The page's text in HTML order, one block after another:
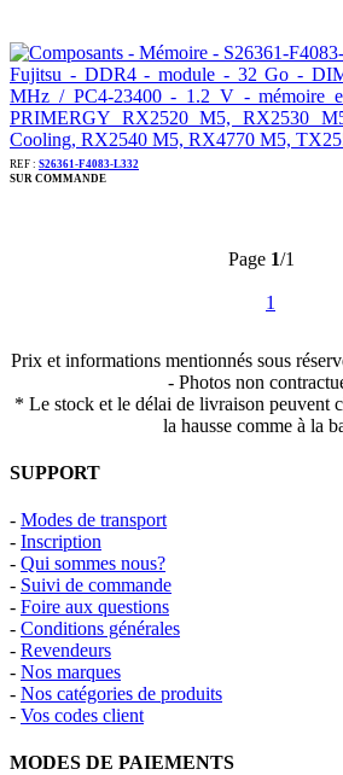
Fujitsu - DDR4 - module - 32 Go -
MHz / PC4-23400 - 1.2 V - mémoire
PRIMERGY RX2520 M5, RX2530
Cooling, RX2540 M5, RX4770 M5,
REF : S26361-F4083-L332
SUR COMMANDE
Page 1/1
1
Prix et informations mentionnés sous
- Photos non
* Le stock et le délai de livraison peuvent
la hausse comme à la
SUPPORT
- Modes de transport
- Inscription
- Qui sommes nous?
- Suivi de commande
- Foire aux questions
- Conditions générales
- Revendeurs
- Nos marques
- Nos catégories de produits
- Vos codes client
MODES DE PAIEMENTS